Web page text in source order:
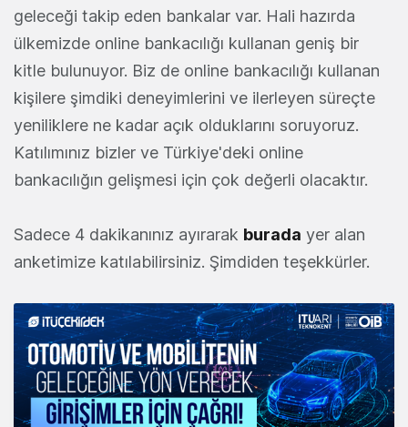
geleceği takip eden bankalar var. Hali hazırda
ülkemizde online bankacılığı kullanan geniş bir
kitle bulunuyor. Biz de online bankacılığı kullanan
kişilere şimdiki deneyimlerini ve ilerleyen süreçte
yeniliklere ne kadar açık olduklarını soruyoruz.
Katılımınız bizler ve Türkiye'deki online
bankacılığın gelişmesi için çok değerli olacaktır.
Sadece 4 dakikanınız ayırarak burada yer alan
anketimize katılabilirsiniz. Şimdiden teşekkürler.